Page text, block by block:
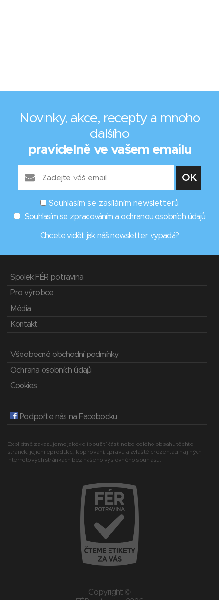
Novinky, akce, recepty a mnoho
dalšího
pravidelně ve vašem emailu
Souhlasím se zasíláním newsletterů
Souhlasím se zpracováním a ochranou osobních údajů
Chcete vidět jak náš newsletter vypadá?
Spolek FÉR potravina
Pro výrobce
Média
Kontakt
Všeobecné obchodní podmínky
Ochrana osobních údajů
Cookies
Podpořte nás na Facebooku
Explicitně zakazujeme jakékoli použití části nebo celého obsahu těchto
stránek, jejich reprodukci, kopírování, úpravu a zvláště prezentaci na jiných
internetových stránkách bez našeho výslovného souhlasu.
Copyright ©